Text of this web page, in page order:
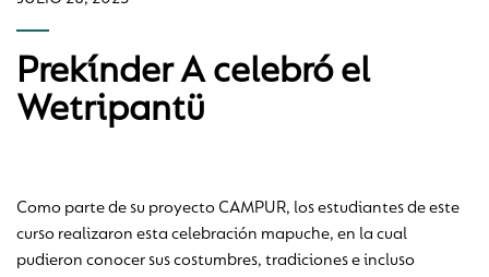
Prekínder A celebró el
Wetripantü
Como parte de su proyecto CAMPUR, los estudiantes de este
curso realizaron esta celebración mapuche, en la cual
pudieron conocer sus costumbres, tradiciones e incluso